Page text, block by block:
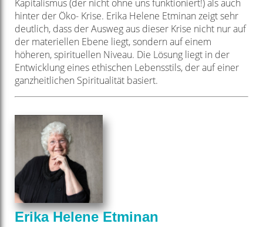
Kapitalismus (der nicht ohne uns funktioniert!) als auch
hinter der Öko- Krise. Erika Helene Etminan zeigt sehr
deutlich, dass der Ausweg aus dieser Krise nicht nur auf
der materiellen Ebene liegt, sondern auf einem
höheren,spirituellen Niveau. Die Lösung liegt in der
Entwicklung eines ethischen Lebensstils, der auf einer
ganzheitlichen Spiritualität basiert.
Erika Helene Etminan